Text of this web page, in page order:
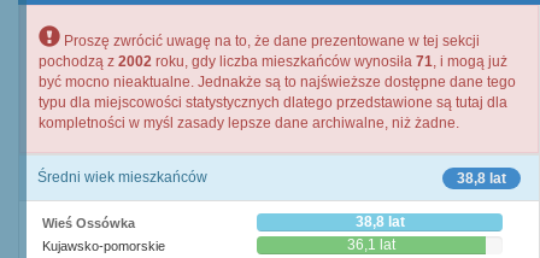
Proszę zwrócić uwagę na to, że dane prezentowane w tej sekcji
pochodzą z 2002 roku, gdy liczba mieszkańców wynosiła 71, i mogą już
być mocno nieaktualne. Jednakże są to najświeższe dostępne dane tego
typu dla miejscowości statystycznych dlatego przedstawione są tutaj dla
kompletności w myśl zasady lepsze dane archiwalne, niż żadne.
38,8 lat
Średni wiek mieszkańców
Wieś Ossówka 38,8 lat
Kujawsko-pomorskie 36,1 lat